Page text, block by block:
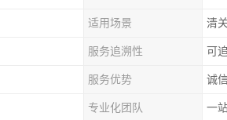
适用场景 清
服务追溯性 可
服务优势 诚
专业化团队 一